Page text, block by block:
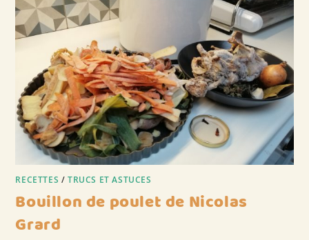
RECETTES /TRUCS ET ASTUCES
Bouillon de poulet de Nicolas
Grard